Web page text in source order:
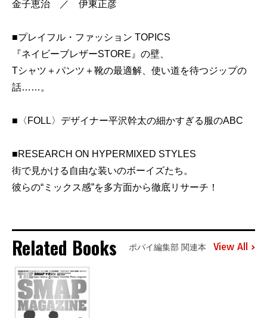
金子恵治 ／ 伊東正彦
■プレイフル・ファッション TOPICS
『ネイビーブレザーSTORE』の壁、
Tシャツ＋パンツ＋靴の最適解、使い道を待つジップの
話……。
■〈FOLL〉デザイナー平沢幹太の細かすぎる服のABC
■RESEARCH ON HYPERMIXED STYLES
街で見かける自由な装いのボーイズたち。
彼らの“ミックス感”を多方面から徹底リサーチ！
Related Books ポパイ編集部 関連本 View All